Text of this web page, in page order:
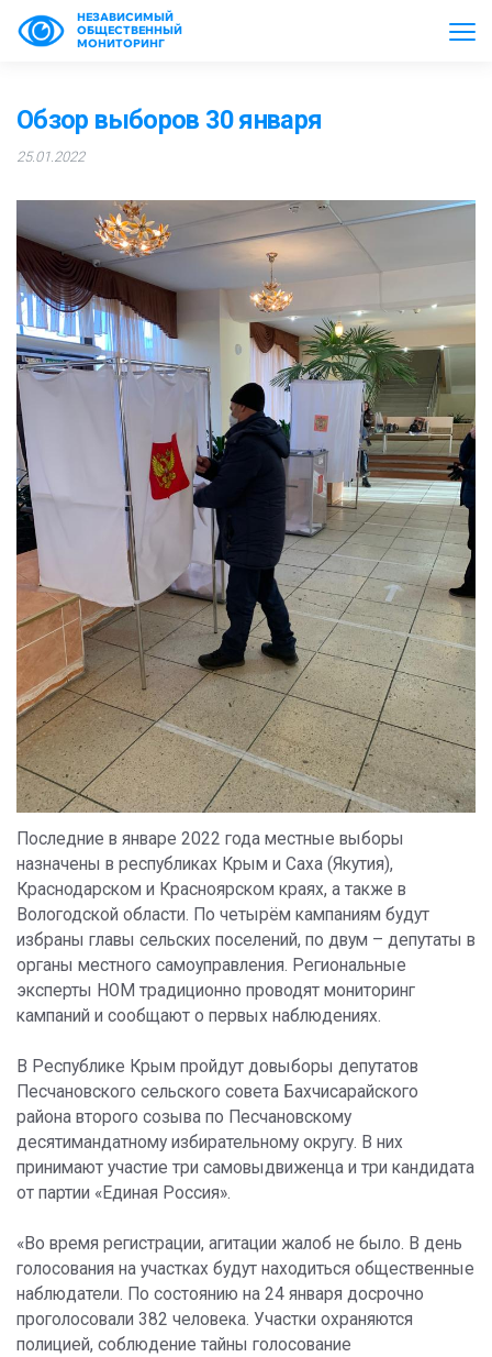
НЕЗАВИСИМЫЙ
ОБЩЕСТВЕННЫЙ
МОНИТОРИНГ
Обзор выборов 30 января
25.01.2022
Последние в январе 2022 года местные выборы
назначены в республиках Крым и Саха (Якутия),
Краснодарском и Красноярском краях, а также в
Вологодской области. По четырём кампаниям будут
избраны главы сельских поселений, по двум – депутаты в
органы местного самоуправления. Региональные
эксперты НОМ традиционно проводят мониторинг
кампаний и сообщают о первых наблюдениях.
В Республике Крым пройдут довыборы депутатов
Песчановского сельского совета Бахчисарайского
района второго созыва по Песчановскому
десятимандатному избирательному округу. В них
принимают участие три самовыдвиженца и три кандидата
от партии «Единая Россия».
«Во время регистрации, агитации жалоб не было. В день
голосования на участках будут находиться общественные
наблюдатели. По состоянию на 24 января досрочно
проголосовали 382 человека. Участки охраняются
полицией, соблюдение тайны голосование